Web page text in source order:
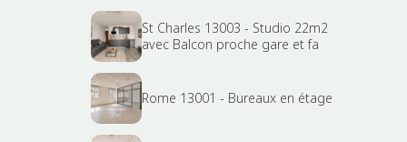
St Charles 13003 - Studio 22m2
avec Balcon proche gare et fa
Rome 13001 - Bureaux en étage